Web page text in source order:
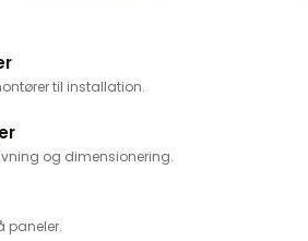
til installation.
og dimensionering.
paneler.